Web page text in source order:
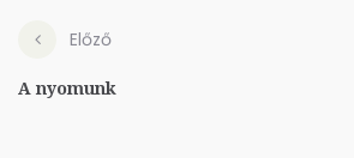
Előző
A nyomunk